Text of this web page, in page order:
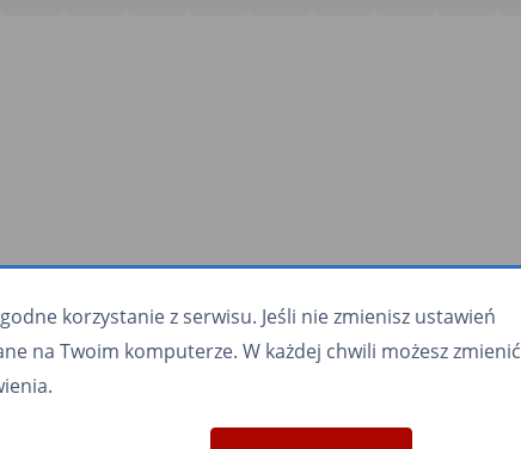
korzystanie z serwisu. Jeśli nie zmienisz ustawień
na Twoim komputerze. W każdej chwili możesz zmienić